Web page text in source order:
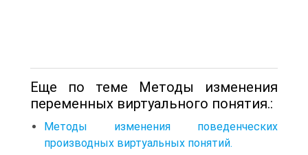
Еще по теме Методы изменения
переменных виртуального понятия.:
Методы изменения поведенческих
производных виртуальных понятий.